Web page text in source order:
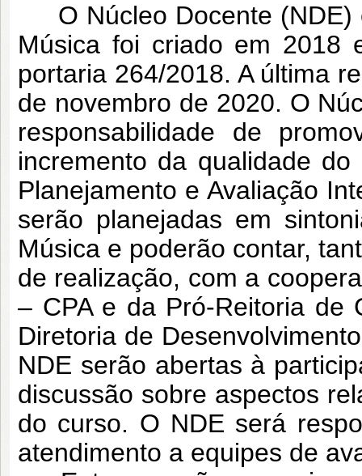
O Núcleo Docente (NDE)
Música foi criado em 2018
portaria 264/2018. A última
de novembro de 2020. O
responsabilidade de
incremento da qualidade
Planejamento e Avaliação
serão planejadas em
Música e poderão contar,
de realização, com a
– CPA e da Pró-Reitoria de
Diretoria de
NDE serão abertas à
discussão sobre aspectos
do curso. O NDE será
atendimento a equipes de